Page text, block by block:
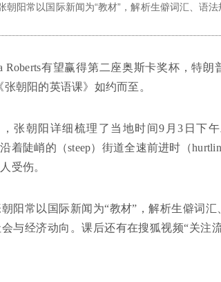
阳常以国际新闻为“教材”，解析生僻词汇、语
Roberts有望赢得第二座奥斯卡奖杯，特
朝阳的英语课》如约而至。
张朝阳详细梳理了当地时间9月3日下
着陡峭的（steep）街道全速前进时（
受伤。
阳常以国际新闻为“教材”，解析生僻词
与经济动向。课后还有在搜狐视频“关注